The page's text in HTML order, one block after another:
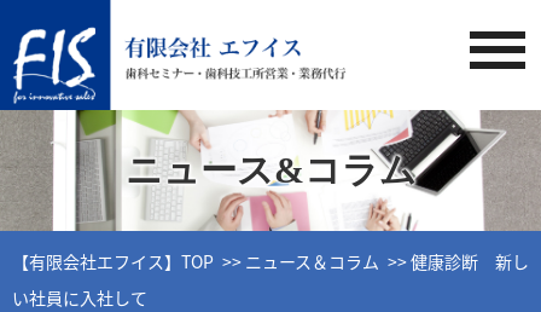
ニュース&コラム
【有限会社エフイス】TOP ニュース＆コラム
健康診断 新し
い社員に入社して